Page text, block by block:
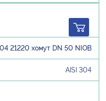
21220 хомут DN 50 NIOB
AISI 304